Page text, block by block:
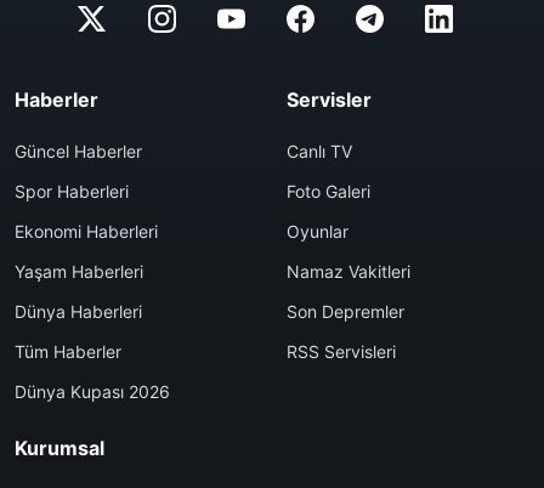
Haberler
Güncel Haberler
Spor Haberleri
Ekonomi Haberleri
Yaşam Haberleri
Dünya Haberleri
Tüm Haberler
Dünya Kupası 2026
Servisler
Canlı TV
Foto Galeri
Oyunlar
Namaz Vakitleri
Son Depremler
RSS Servisleri
Kurumsal